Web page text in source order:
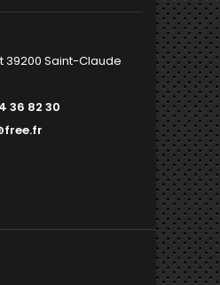
39200 Saint-Claude
36 82 30